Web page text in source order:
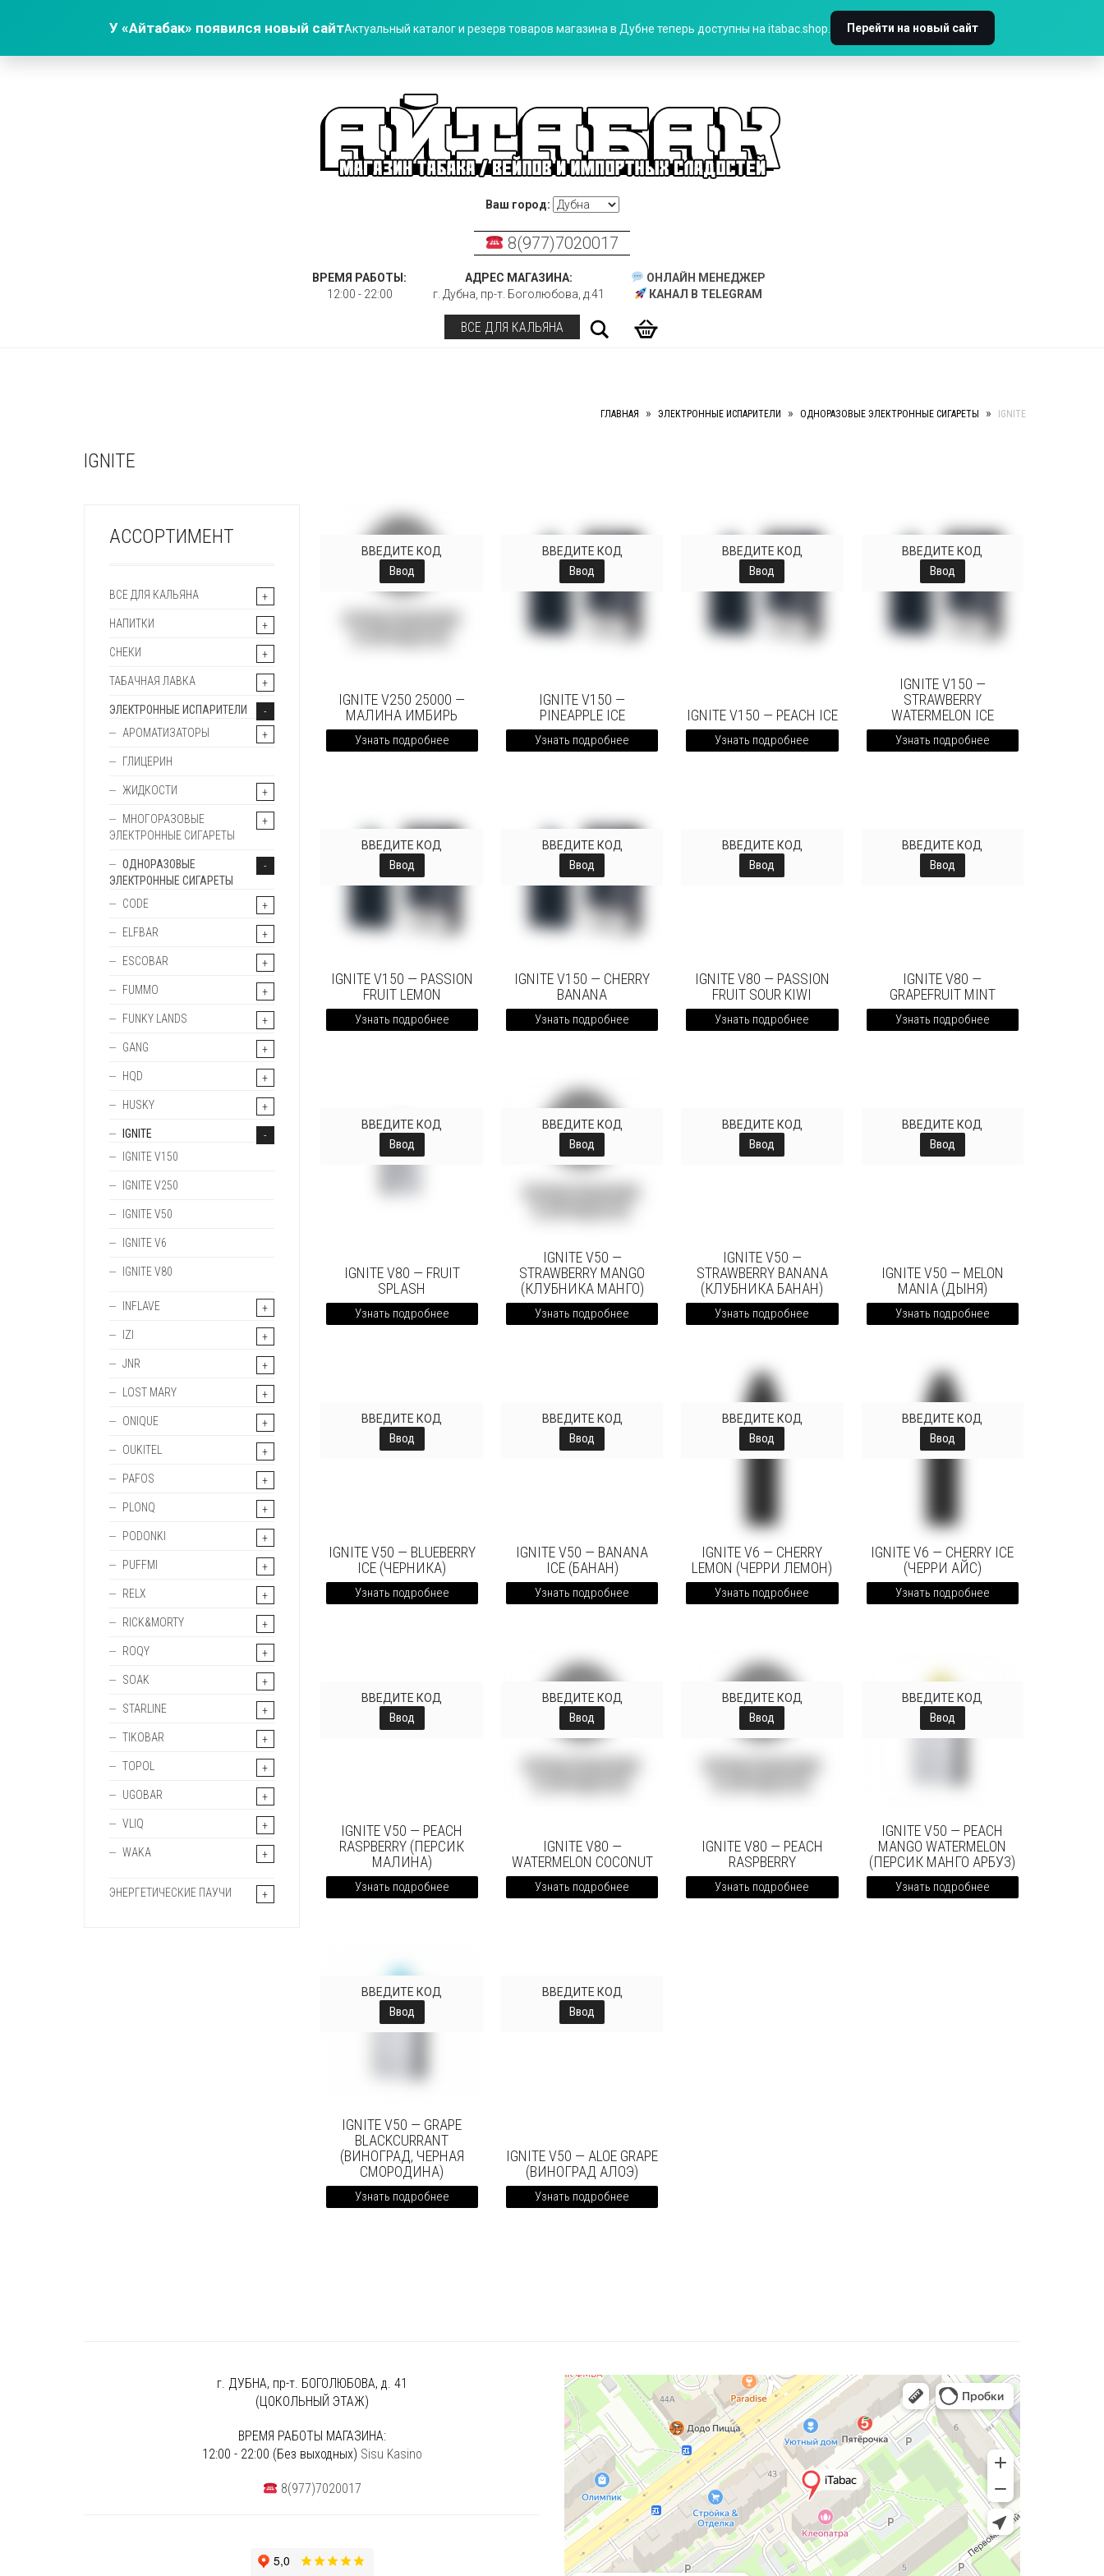
У «Айтабак» появился новый сайтАктуальный каталог и резерв товаров магазина в Дубне теперь доступны на itabac.shop. Перейти на новый сайт
Ваш город:
8(977)7020017
ВРЕМЯ РАБОТЫ:
12:00 - 22:00
АДРЕС МАГАЗИНА:
г. Дубна, пр-т. Боголюбова, д.41
ОНЛАЙН МЕНЕДЖЕР
КАНАЛ В TELEGRAM
ВСЕ ДЛЯ КАЛЬЯНА Поиск
ГЛАВНАЯ » ЭЛЕКТРОННЫЕ ИСПАРИТЕЛИ » ОДНОРАЗОВЫЕ ЭЛЕКТРОННЫЕ СИГАРЕТЫ » IGNITE
IGNITE
ВВЕДИТЕ КОД
Ввод
IGNITE V250 25000 —
МАЛИНА ИМБИРЬ
Узнать подробнее
ВВЕДИТЕ КОД
Ввод
IGNITE V150 —
PINEAPPLE ICE
Узнать подробнее
ВВЕДИТЕ КОД
Ввод
IGNITE V150 — PEACH ICE
Узнать подробнее
ВВЕДИТЕ КОД
Ввод
IGNITE V150 —
STRAWBERRY
WATERMELON ICE
Узнать подробнее
ВВЕДИТЕ КОД
Ввод
IGNITE V150 — PASSION
FRUIT LEMON
Узнать подробнее
ВВЕДИТЕ КОД
Ввод
IGNITE V150 — CHERRY
BANANA
Узнать подробнее
ВВЕДИТЕ КОД
Ввод
IGNITE V80 — PASSION
FRUIT SOUR KIWI
Узнать подробнее
ВВЕДИТЕ КОД
Ввод
IGNITE V80 —
GRAPEFRUIT MINT
Узнать подробнее
ВВЕДИТЕ КОД
Ввод
IGNITE V80 — FRUIT
SPLASH
Узнать подробнее
ВВЕДИТЕ КОД
Ввод
IGNITE V50 —
STRAWBERRY MANGO
(КЛУБНИКА МАНГО)
Узнать подробнее
ВВЕДИТЕ КОД
Ввод
IGNITE V50 —
STRAWBERRY BANANA
(КЛУБНИКА БАНАН)
Узнать подробнее
ВВЕДИТЕ КОД
Ввод
IGNITE V50 — MELON
MANIA (ДЫНЯ)
Узнать подробнее
ВВЕДИТЕ КОД
Ввод
IGNITE V50 — BLUEBERRY
ICE (ЧЕРНИКА)
Узнать подробнее
ВВЕДИТЕ КОД
Ввод
IGNITE V50 — BANANA
ICE (БАНАН)
Узнать подробнее
ВВЕДИТЕ КОД
Ввод
IGNITE V6 — CHERRY
LEMON (ЧЕРРИ ЛЕМОН)
Узнать подробнее
ВВЕДИТЕ КОД
Ввод
IGNITE V6 — CHERRY ICE
(ЧЕРРИ АЙС)
Узнать подробнее
ВВЕДИТЕ КОД
Ввод
IGNITE V50 — PEACH
RASPBERRY (ПЕРСИК
МАЛИНА)
Узнать подробнее
ВВЕДИТЕ КОД
Ввод
IGNITE V80 —
WATERMELON COCONUT
Узнать подробнее
ВВЕДИТЕ КОД
Ввод
IGNITE V80 — PEACH
RASPBERRY
Узнать подробнее
ВВЕДИТЕ КОД
Ввод
IGNITE V50 — PEACH
MANGO WATERMELON
(ПЕРСИК МАНГО АРБУЗ)
Узнать подробнее
ВВЕДИТЕ КОД
Ввод
IGNITE V50 — GRAPE
BLACKCURRANT
(ВИНОГРАД, ЧЕРНАЯ
СМОРОДИНА)
Узнать подробнее
ВВЕДИТЕ КОД
Ввод
IGNITE V50 — ALOE GRAPE
(ВИНОГРАД АЛОЭ)
Узнать подробнее
АССОРТИМЕНТ
ВСЕ ДЛЯ КАЛЬЯНА
НАПИТКИ
СНЕКИ
ТАБАЧНАЯ ЛАВКА
ЭЛЕКТРОННЫЕ ИСПАРИТЕЛИ
АРОМАТИЗАТОРЫ
ГЛИЦЕРИН
ЖИДКОСТИ
МНОГОРАЗОВЫЕ
ЭЛЕКТРОННЫЕ СИГАРЕТЫ
ОДНОРАЗОВЫЕ
ЭЛЕКТРОННЫЕ СИГАРЕТЫ
CODE
ELFBAR
ESCOBAR
FUMMO
FUNKY LANDS
GANG
HQD
HUSKY
IGNITE
IGNITE V150
IGNITE V250
IGNITE V50
IGNITE V6
IGNITE V80
INFLAVE
IZI
JNR
LOST MARY
ONIQUE
OUKITEL
PAFOS
PLONQ
PODONKI
PUFFMI
RELX
RICK&MORTY
ROQY
SOAK
STARLINE
TIKOBAR
TOPOL
UGOBAR
VLIQ
WAKA
ЭНЕРГЕТИЧЕСКИЕ ПАУЧИ
г. ДУБНА, пр-т. БОГОЛЮБОВА, д. 41
(ЦОКОЛЬНЫЙ ЭТАЖ)
ВРЕМЯ РАБОТЫ МАГАЗИНА:
12:00 - 22:00 (Без выходных) Sisu Kasino
8(977)7020017